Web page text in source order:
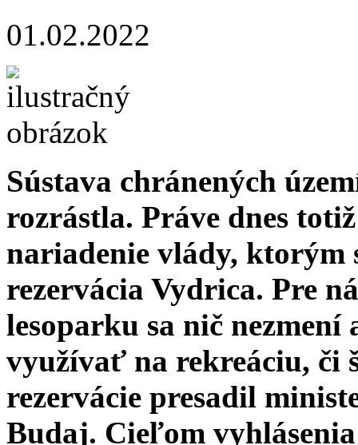
01.02.2022
Sústava chránených
rozrástla. Práve dnes
nariadenie vlády, ktorým
rezervácia Vydrica. Pre
lesoparku sa nič
využívať na rekreáciu, či
rezervácie presadil
Budaj. Cieľom